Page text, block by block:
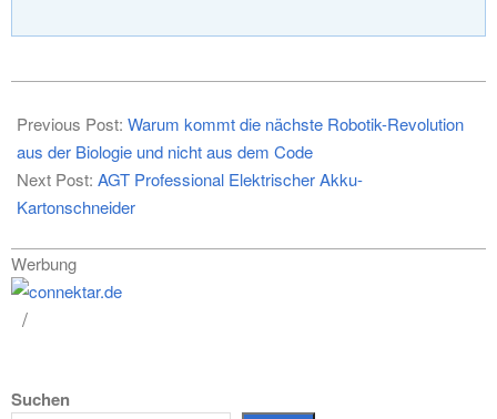
06-
05
Previous Post: Warum kommt die nächste Robotik-Revolution
aus der Biologie und nicht aus dem Code
Next Post: AGT Professional Elektrischer Akku-
Kartonschneider
Werbung
Suchen